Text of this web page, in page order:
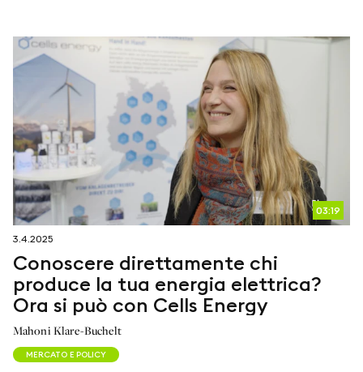
03:19
3.4.2025
Conoscere direttamente chi
produce la tua energia elettrica?
Ora si può con Cells Energy
Mahoni Klare-Buchelt
MERCATO E POLICY